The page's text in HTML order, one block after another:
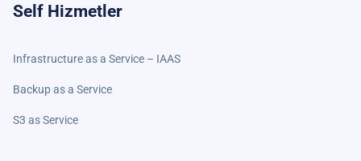
Self Hizmetler
Infrastructure as a Service – IAAS
Backup as a Service
S3 as Service